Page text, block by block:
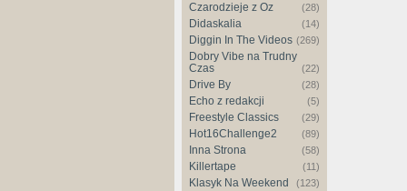
Czarodzieje z Oz (28)
Didaskalia (14)
Diggin In The Videos (269)
Dobry Vibe na Trudny
Czas
(22)
Drive By (28)
Echo z redakcji (5)
Freestyle Classics (29)
Hot16Challenge2 (89)
Inna Strona (58)
Killertape (11)
Klasyk Na Weekend (123)